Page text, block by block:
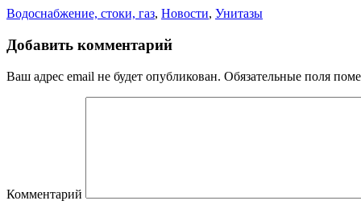
Водоснабжение, стоки, газ, Новости, Унитазы
Добавить комментарий
Ваш адрес email не будет опубликован. Обязательные поля
Комментарий